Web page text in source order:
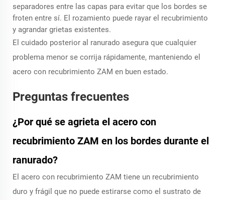
separadores entre las capas para evitar que los bordes se
froten entre sí. El rozamiento puede rayar el recubrimiento
y agrandar grietas existentes.
El cuidado posterior al ranurado asegura que cualquier
problema menor se corrija rápidamente, manteniendo el
acero con recubrimiento ZAM en buen estado.
Preguntas frecuentes
¿Por qué se agrieta el acero con
recubrimiento ZAM en los bordes durante el
ranurado?
El acero con recubrimiento ZAM tiene un recubrimiento
duro y frágil que no puede estirarse como el sustrato de